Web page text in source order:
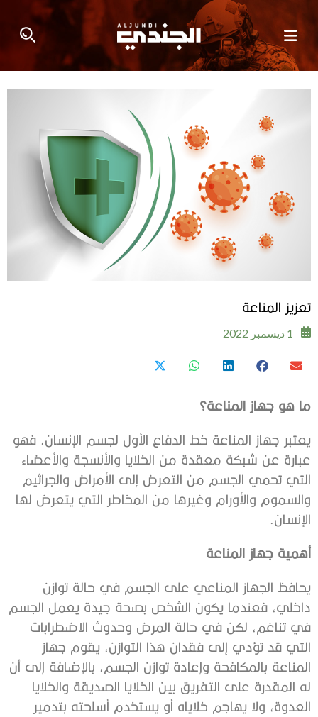
تعزيز المناعة
1 ديسمبر 2022
ما هو جهاز المناعة؟
يعتبر جهاز المناعة خط الدفاع الأول لجسم الإنسان، فهو
عبارة عن شبكة معقدة من الخلايا والأنسجة والأعضاء
التي تحمي الجسم من التعرض إلى الأمراض والجراثيم
والسموم والأورام وغيرها من المخاطر التي يتعرض لها
الإنسان.
أهمية جهاز المناعة
يحافظ الجهاز المناعي على الجسم في حالة توازن
داخلي، فعندما يكون الشخص بصحة جيدة يعمل الجسم
في تناغم، لكن في حالة المرض وحدوث الاضطرابات
التي قد تؤدي إلى فقدان هذا التوازن، يقوم جهاز
المناعة بالمكافحة وإعادة توازن الجسم، بالإضافة إلى أن
له المقدرة على التفريق بين الخلايا الصديقة والخلايا
العدوة، ولا يهاجم خلاياه أو يستخدم أسلحته بتدمير